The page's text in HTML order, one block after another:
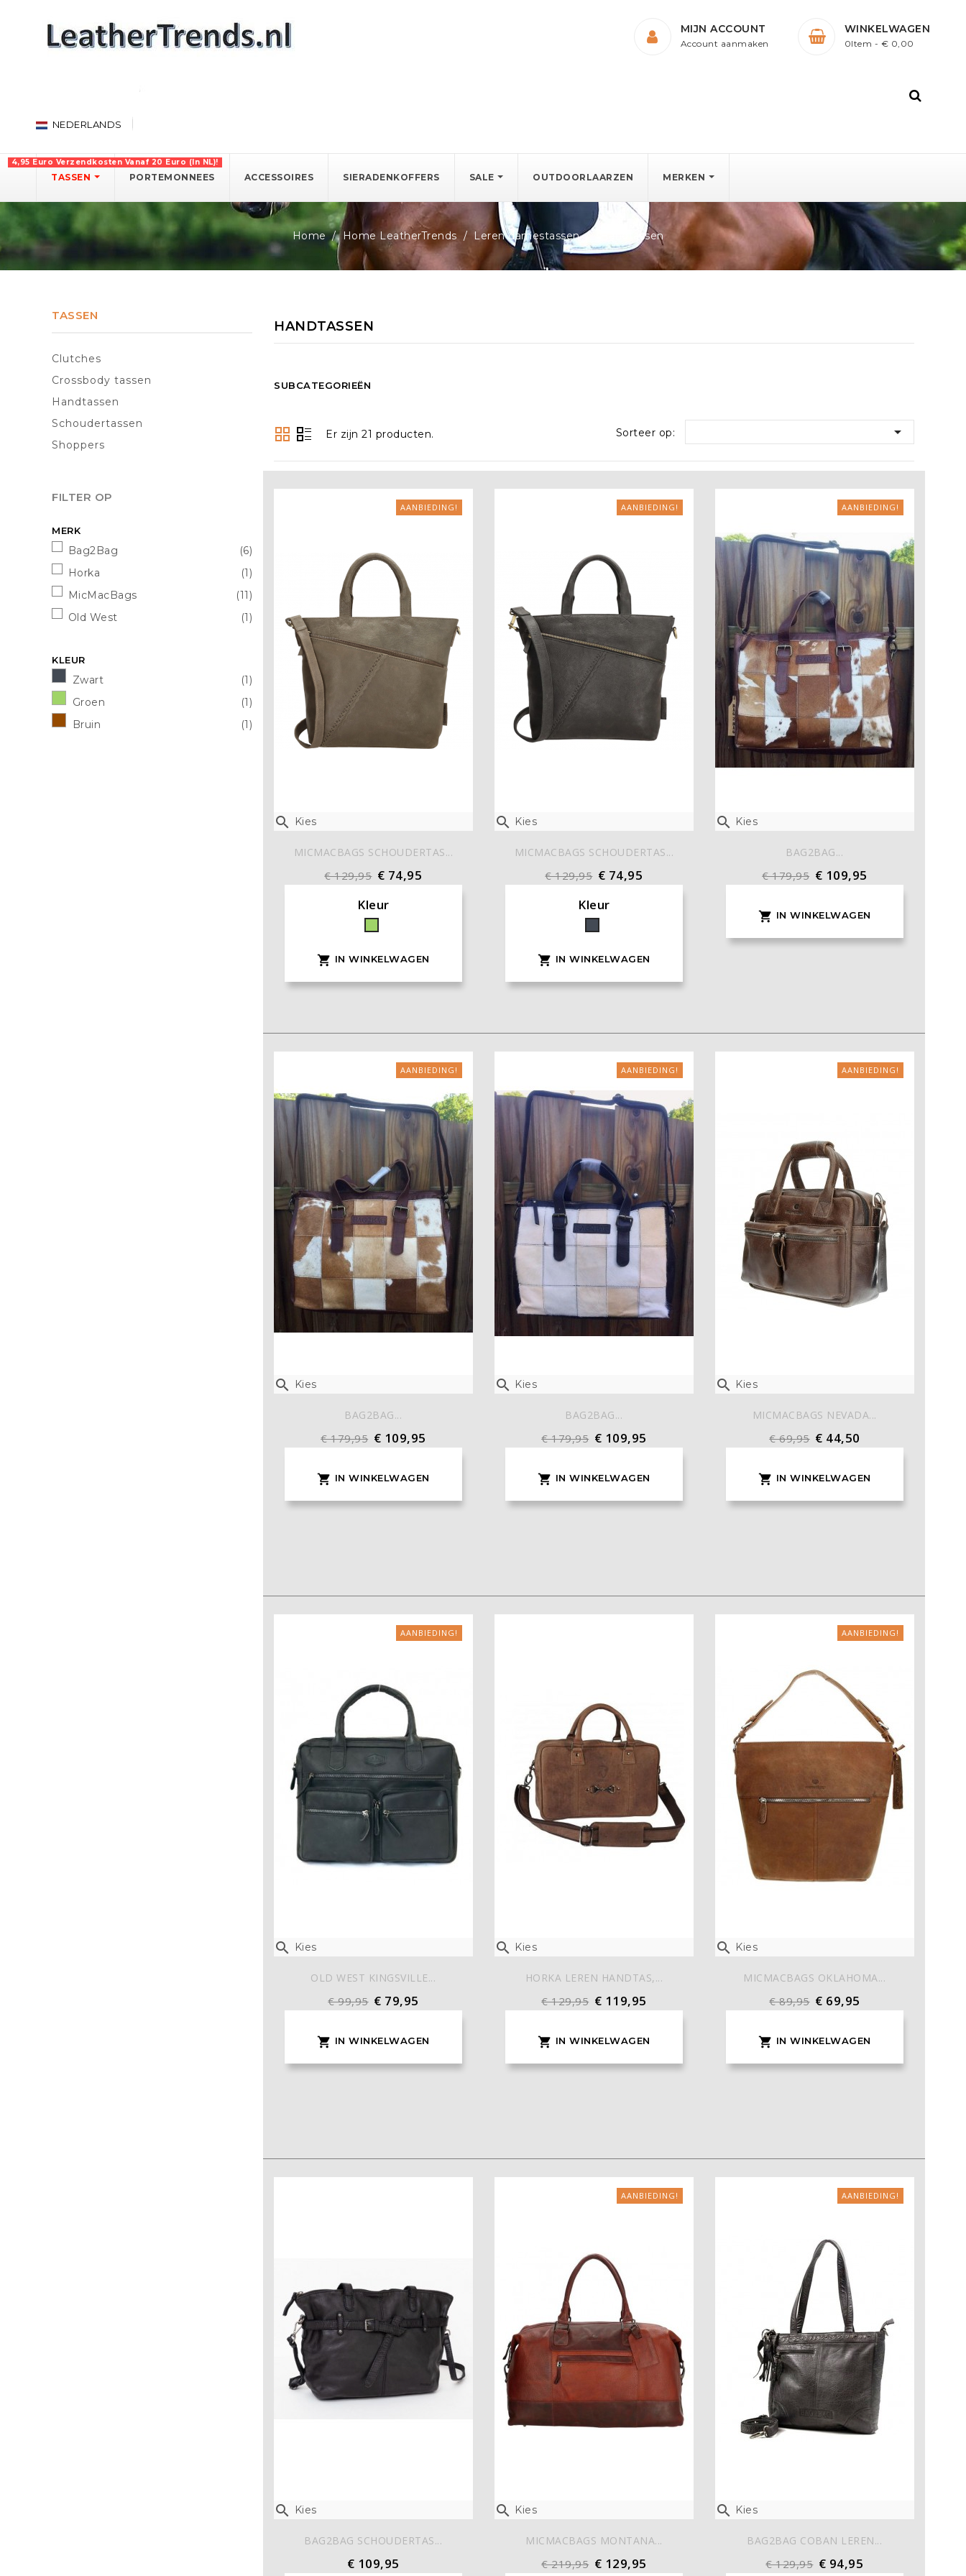
WINKELWAGEN
0Item - € 0,00
MIJN ACCOUNT
Account aanmaken
NEDERLANDS
TASSEN PORTEMONNEES
4,95 Euro Verzendkosten Vanaf 20 Euro (in NL)!
ACCESSOIRES SIERADENKOFFERS SALE OUTDOORLAARZEN MERKEN
Home Home LeatherTrends Leren damestassen Handtassen
TASSEN
Clutches
Crossbody tassen
Handtassen
Schoudertassen
Shoppers
FILTER OP
MERK
Bag2Bag
(6)
Horka
(1)
MicMacBags
(11)
Old West
(1)
KLEUR
Zwart
(1)
Groen
(1)
Bruin
(1)
HANDTASSEN
SUBCATEGORIEËN
Er zijn 21 producten. Sorteer op: 
 Kies
AANBIEDING!
MICMACBAGS SCHOUDERTAS...
€ 129,95 € 74,95
Kleur
Groen
 IN WINKELWAGEN
 Kies
AANBIEDING!
MICMACBAGS SCHOUDERTAS...
€ 129,95 € 74,95
Kleur
Zwart
 IN WINKELWAGEN
 Kies
AANBIEDING!
BAG2BAG...
€ 179,95 € 109,95
 IN WINKELWAGEN
 Kies
AANBIEDING!
BAG2BAG...
€ 179,95 € 109,95
 IN WINKELWAGEN
 Kies
AANBIEDING!
BAG2BAG...
€ 179,95 € 109,95
 IN WINKELWAGEN
 Kies
AANBIEDING!
MICMACBAGS NEVADA...
€ 69,95 € 44,50
 IN WINKELWAGEN
 Kies
AANBIEDING!
OLD WEST KINGSVILLE...
€ 99,95 € 79,95
 IN WINKELWAGEN
 Kies
HORKA LEREN HANDTAS,...
€ 129,95 € 119,95
 IN WINKELWAGEN
 Kies
AANBIEDING!
MICMACBAGS OKLAHOMA...
€ 89,95 € 69,95
 IN WINKELWAGEN
 Kies
BAG2BAG SCHOUDERTAS...
€ 109,95
 Kies
AANBIEDING!
MICMACBAGS MONTANA...
€ 219,95 € 129,95
 Kies
AANBIEDING!
BAG2BAG COBAN LEREN...
€ 129,95 € 94,95